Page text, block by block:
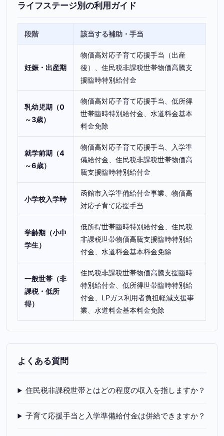
ライフステージ別の利用ガイド
段階 該当する補助・手当
妊娠・出産期
物価高対応子育て応援手当（出産
後）、住民税非課税世帯物価高騰支
援臨時特別給付金
乳幼児期（0
～3歳）
物価高対応子育て応援手当、低所得
世帯臨時特別給付金、水道料金基本
料金免除
就学前期（4
～6歳）
物価高対応子育て応援手当、入学準
備給付金、住民税非課税世帯物価高
騰支援臨時特別給付金
小学校入学時
函館市入学準備給付金事業、物価高
対応子育て応援手当
学齢期（小中
学生）
低所得世帯臨時特別給付金、住民税
非課税世帯物価高騰支援臨時特別給
付金、水道料金基本料金免除
一般世帯（非
課税・低所
得）
住民税非課税世帯物価高騰支援臨時
特別給付金、低所得世帯臨時特別給
付金、LPガス利用者負担軽減支援事
業、水道料金基本料金免除
よくある質問
住民税非課税世帯とはどの程度の収入を指しますか？
子育て応援手当と入学準備給付金は併給できますか？